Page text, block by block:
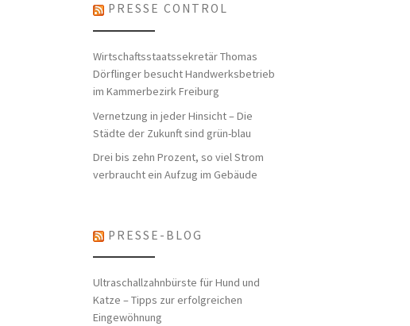
PRESSE CONTROL
Wirtschaftsstaatssekretär Thomas
Dörflinger besucht Handwerksbetrieb
im Kammerbezirk Freiburg
Vernetzung in jeder Hinsicht – Die
Städte der Zukunft sind grün-blau
Drei bis zehn Prozent, so viel Strom
verbraucht ein Aufzug im Gebäude
PRESSE-BLOG
Ultraschallzahnbürste für Hund und
Katze – Tipps zur erfolgreichen
Eingewöhnung